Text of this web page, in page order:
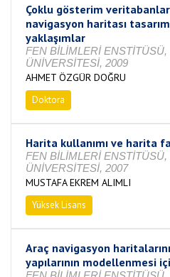
Çoklu gösterim
navigasyon haritası
yaklaşımlar
FEN BİLİMLERİ
ÜNİVERSİTESİ, 2009
AHMET ÖZGÜR DOĞRU
Doktora
Harita kullanımı ve harita
FEN BİLİMLERİ
ÜNİVERSİTESİ, 2007
MUSTAFA EKREM ALIMLI
Yüksek Lisans
Araç navigasyon
yapılarının modellenmesi